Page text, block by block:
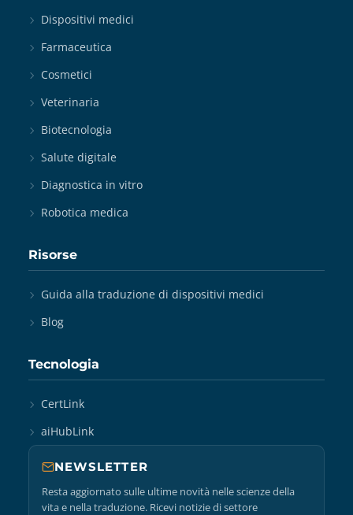
Dispositivi medici
Farmaceutica
Cosmetici
Veterinaria
Biotecnologia
Salute digitale
Diagnostica in vitro
Robotica medica
Risorse
Guida alla traduzione di dispositivi medici
Blog
Tecnologia
CertLink
aiHubLink
NEWSLETTER
Resta aggiornato sulle ultime novità nelle scienze della
vita e nella traduzione. Ricevi notizie di settore